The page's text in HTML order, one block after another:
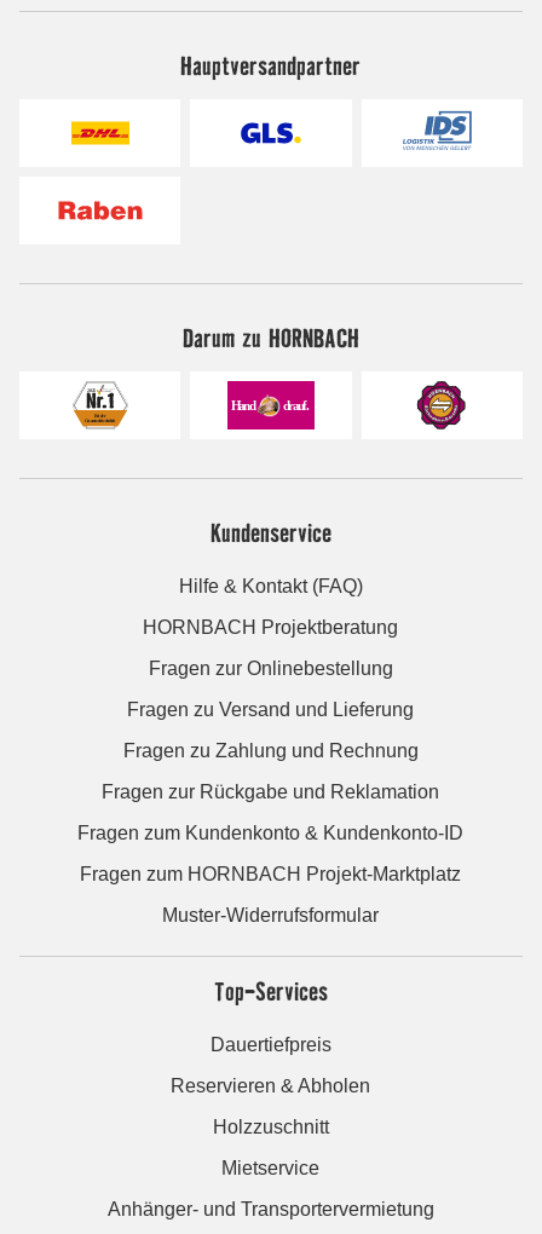
Hauptversandpartner
Darum zu HORNBACH
Kundenservice
Hilfe & Kontakt (FAQ)
HORNBACH Projektberatung
Fragen zur Onlinebestellung
Fragen zu Versand und Lieferung
Fragen zu Zahlung und Rechnung
Fragen zur Rückgabe und Reklamation
Fragen zum Kundenkonto & Kundenkonto-ID
Fragen zum HORNBACH Projekt-Marktplatz
Muster-Widerrufsformular
Top-Services
Dauertiefpreis
Reservieren & Abholen
Holzzuschnitt
Mietservice
Anhänger- und Transportervermietung